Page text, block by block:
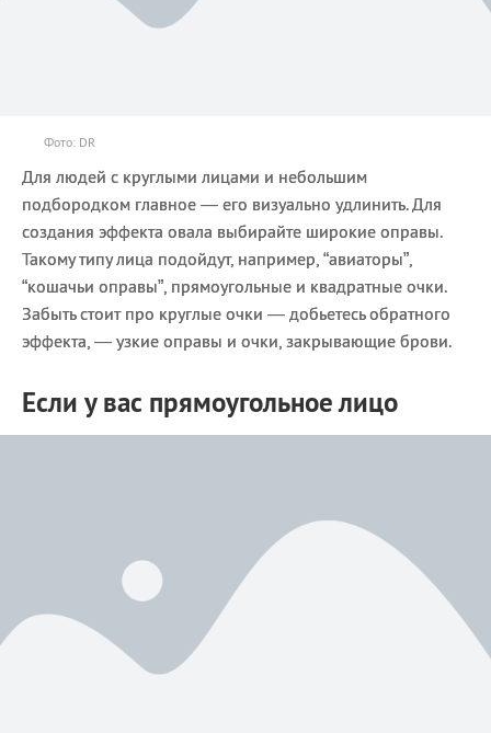
Фото: DR
Для людей с круглыми лицами и небольшим
подбородком главное — его визуально удлинить. Для
создания эффекта овала выбирайте широкие оправы.
Такому типу лица подойдут, например, “авиаторы”,
“кошачьи оправы”, прямоугольные и квадратные очки.
Забыть стоит про круглые очки — добьетесь обратного
эффекта, — узкие оправы и очки, закрывающие брови.
Если у вас прямоугольное лицо